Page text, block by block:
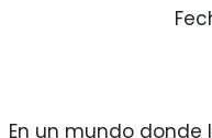
En un mundo